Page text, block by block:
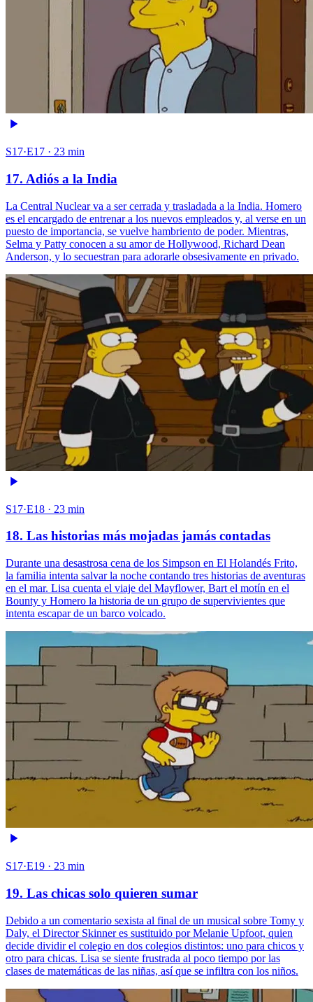
S17·E17 · 23 min
17. Adiós a la India
La Central Nuclear va a ser cerrada y trasladada a la India. Homero
es el encargado de entrenar a los nuevos empleados y, al verse en un
puesto de importancia, se vuelve hambriento de poder. Mientras,
Selma y Patty conocen a su amor de Hollywood, Richard Dean
Anderson, y lo secuestran para adorarle obsesivamente en privado.
S17·E18 · 23 min
18. Las historias más mojadas jamás contadas
Durante una desastrosa cena de los Simpson en El Holandés Frito,
la familia intenta salvar la noche contando tres historias de aventuras
en el mar. Lisa cuenta el viaje del Mayflower, Bart el motín en el
Bounty y Homero la historia de un grupo de supervivientes que
intenta escapar de un barco volcado.
S17·E19 · 23 min
19. Las chicas solo quieren sumar
Debido a un comentario sexista al final de un musical sobre Tomy y
Daly, el Director Skinner es sustituido por Melanie Upfoot, quien
decide dividir el colegio en dos colegios distintos: uno para chicos y
otro para chicas. Lisa se siente frustrada al poco tiempo por las
clases de matemáticas de las niñas, así que se infiltra con los niños.